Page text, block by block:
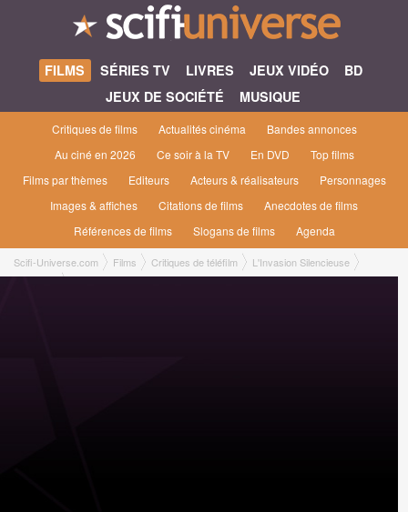
FILMS SÉRIES TV LIVRES JEUX VIDÉO
BD
JEUX DE SOCIÉTÉ
MUSIQUE
Critiques de films Actualités cinéma
Bandes annonces
Au ciné en 2026
Ce soir à la TV En DVD
Top films
Films par thèmes
Editeurs Acteurs & réalisateurs
Personnages
Images & affiches
Citations de films
Anecdotes de films
Références de films
Slogans de films Agenda
Scifi-Universe.com Films Critiques de téléfilm
L'Invasion Silencieuse
Nicolas L.